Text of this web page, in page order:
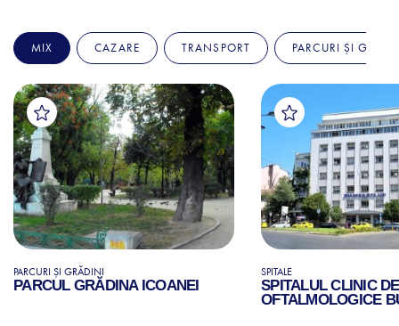
MIX CAZARE TRANSPORT PARCURI ȘI
PARCURI ȘI GRĂDINI
PARCUL GRĂDINA ICOANEI
SPITALE
SPITALUL CLINIC
OFTALMOLOGICE